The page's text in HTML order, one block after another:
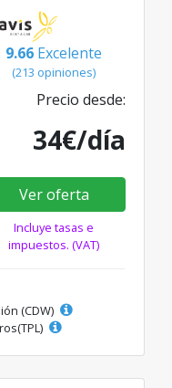
9.66 Excelente
(213 opiniones)
Precio desde:
34€/día
Ver oferta
Incluye tasas e
impuestos. (VAT)
(CDW)